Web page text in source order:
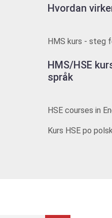
Hvordan
HMS kurs - steg
HMS/HSE
språk
HSE courses in
Kurs HSE po